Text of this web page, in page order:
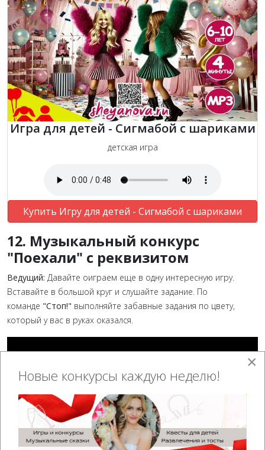
Игра для детей - Сигмабой с шариками
детская игра
Купить Игру для детей - Сигмабой с шариками
12. Музыкальный конкурс
"Поехали" с реквизитом
Ведущий: Давайте оиграем еще в одну интересную игру.
Вставайте в большой круг и слушайте задание. По
команде "Стоп!" выполняйте забавные задания по цвету,
который у вас в руках оказался.
×
Новые конкурсы каждую неделю!